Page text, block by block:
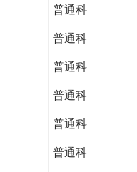
普通科
普通科
普通科
普通科
普通科
普通科